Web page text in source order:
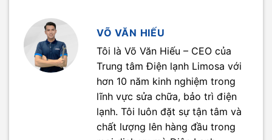
VÕ VĂN HIẾU
Tôi là Võ Văn Hiếu – CEO của
Trung tâm Điện lạnh Limosa với
hơn 10 năm kinh nghiệm trong
lĩnh vực sửa chữa, bảo trì điện
lạnh. Tôi luôn đặt sự tận tâm và
chất lượng lên hàng đầu trong